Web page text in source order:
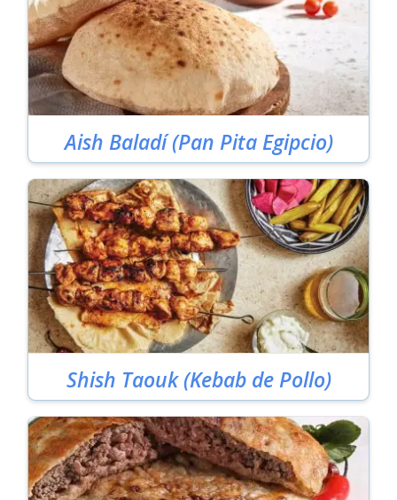
Aish Baladí (Pan Pita Egipcio)
Shish Taouk (Kebab de Pollo)